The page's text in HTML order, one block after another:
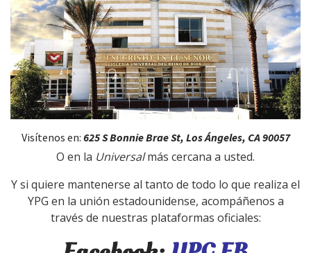
Visítenos en: 625 S Bonnie Brae St, Los Ángeles, CA 90057
O en la Universalmás cercana a usted.
Y si quiere mantenerse al tanto de todo lo que realiza el
YPG en la unión estadounidense, acompáñenos a
través de nuestras plataformas oficiales: